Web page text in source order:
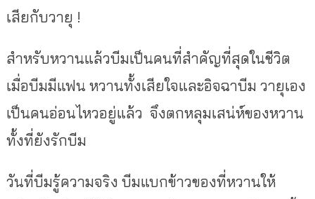
เสียกับวายุ !
สำหรับหวานแล้วบีมเป็นคนที่สำคัญที่สุดในชีวิต
เมื่อบีมมีแฟน หวานทั้งเสียใจและอิจฉาบีม วายุเอง
เป็นคนอ่อนไหวอยู่แล้ว จึงตกหลุมเสน่ห์ของหวาน
ทั้งที่ยังรักบีม
วันที่บีมรู้ความจริง บีมแบกข้าวของที่หวานให้